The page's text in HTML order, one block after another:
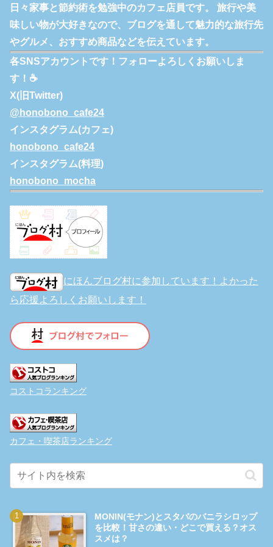
日々家事と節約術を勉強中のカフェ店員です。 旅行や美
味しい物が大好きなので、ブログを通して魅力的な旅行先
やグルメ、おすすめ商品などを伝えています。
各SNSアカウントです！フォローよろしくお願いしま
す！☕
X(旧Twitter)
@honobono_cafe24
インスタグラム(カフェ)
honobono_cafe24
インスタグラム(料理)
honobono_mocha
にほんブログ村に参加しています！よかった
ら応援よろしくお願いします！
コストコランキング
カフェ・喫茶店ランキング
MONIN(モナン)とスタバのバニラシロップ
を比較！甘さの違い・どこで買える？オス
スメは？